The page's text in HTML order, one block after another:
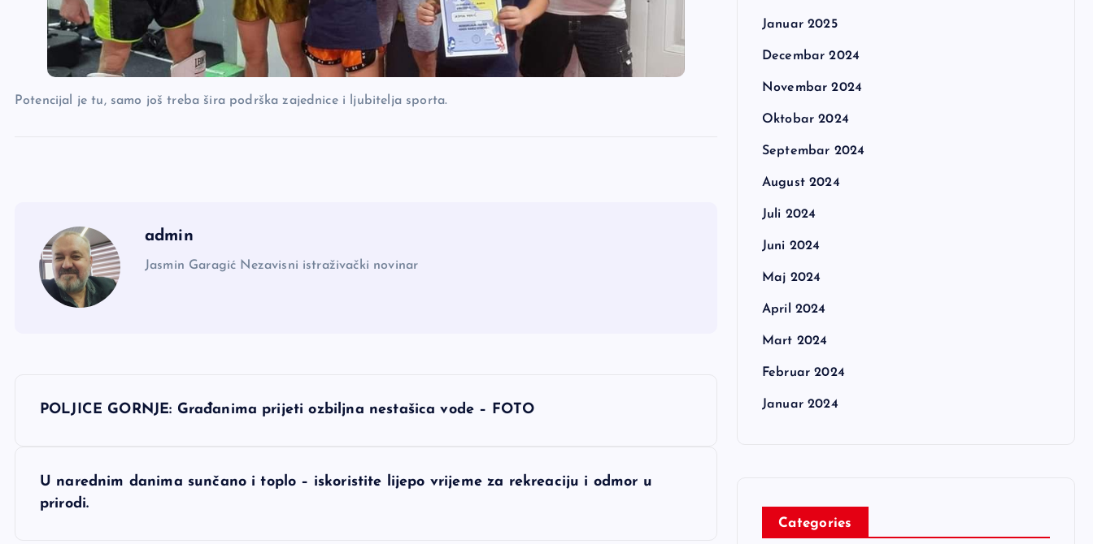
Potencijal je tu, samo još treba šira podrška zajednice i ljubitelja sporta.
admin
Jasmin Garagić Nezavisni istraživački novinar
NPOLJICE GORNJE: Građanima prijeti ozbiljna nestašica vode – FOTO
U narednim danima sunčano i toplo – iskoristite lijepo vrijeme za rekreaciju i odmor u
prirodi.
Januar 2025
Decembar 2024
Novembar 2024
Oktobar 2024
Septembar 2024
August 2024
Juli 2024
Juni 2024
Maj 2024
April 2024
Mart 2024
Februar 2024
Januar 2024
Categories